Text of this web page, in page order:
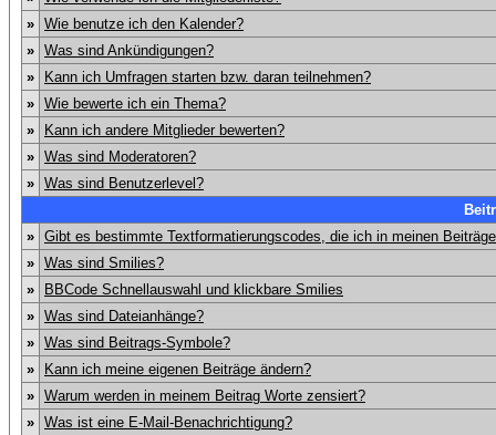
» Wie benutze ich den Kalender?
» Was sind Ankündigungen?
»
Kann ich Umfragen starten bzw. daran teilnehmen?
» Wie bewerte ich ein Thema?
»
Kann ich andere Mitglieder bewerten?
» Was sind Moderatoren?
» Was sind Benutzerlevel?
» Gibt es bestimmte Textformatierungscodes, die ich in meinen
» Was sind Smilies?
»
BBCode Schnellauswahl und klickbare Smilies
» Was sind Dateianhänge?
» Was sind Beitrags-Symbole?
»
Kann ich meine eigenen Beiträge ändern?
» Warum werden in meinem Beitrag Worte zensiert?
» Was ist eine E-Mail-Benachrichtigung?